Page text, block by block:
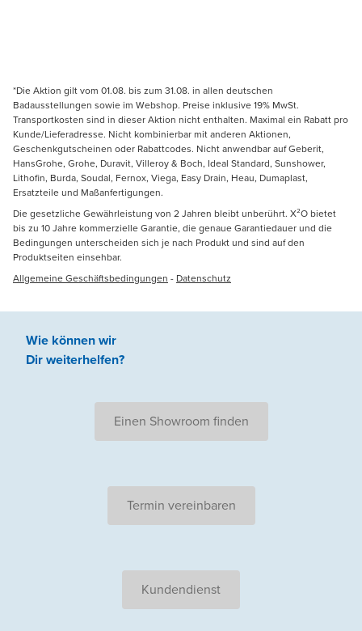
*Die Aktion gilt vom 01.08. bis zum 31.08. in allen deutschen
Badausstellungen sowie im Webshop. Preise inklusive 19% MwSt.
Transportkosten sind in dieser Aktion nicht enthalten. Maximal ein Rabatt pro
Kunde/Lieferadresse. Nicht kombinierbar mit anderen Aktionen,
Geschenkgutscheinen oder Rabattcodes. Nicht anwendbar auf Geberit,
HansGrohe, Grohe, Duravit, Villeroy & Boch, Ideal Standard, Sunshower,
Lithofin, Burda, Soudal, Fernox, Viega, Easy Drain, Heau, Dumaplast,
Ersatzteile und Maßanfertigungen.
Die gesetzliche Gewährleistung von 2 Jahren bleibt unberührt. X²O bietet
bis zu 10 Jahre kommerzielle Garantie, die genaue Garantiedauer und die
Bedingungen unterscheiden sich je nach Produkt und sind auf den
Produktseiten einsehbar.
Allgemeine Geschäftsbedingungen - Datenschutz
Wie können wir
Dir weiterhelfen?
Einen Showroom finden
Termin vereinbaren
Kundendienst